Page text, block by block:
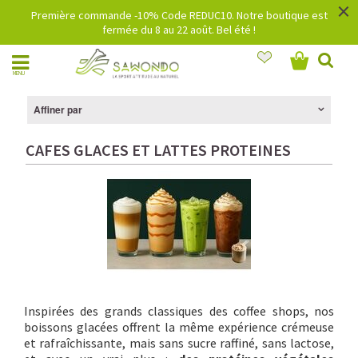
Première commande -10% Code REDUC10. Notre boutique est
fermée du 8 au 22 août. Bel été !
×
MENU
Affiner par
CAFES GLACES ET LATTES PROTEINES
Inspirées des grands classiques des coffee shops, nos
boissons glacées offrent la même expérience crémeuse
et rafraîchissante, mais sans sucre raffiné, sans lactose,